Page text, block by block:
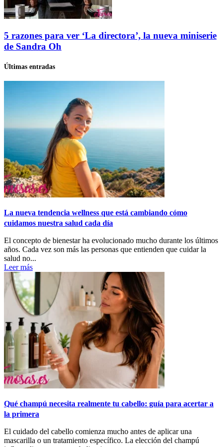
5 razones para ver ‘La directora’, la nueva miniserie
de Sandra Oh
Últimas entradas
La nueva tendencia wellness que está cambiando cómo
cuidamos nuestra salud cada día
El concepto de bienestar ha evolucionado mucho durante los últimos
años. Cada vez son más las personas que entienden que cuidar la
salud no...
Leer más
Qué champú necesita realmente tu cabello: guía para acertar a
la primera
El cuidado del cabello comienza mucho antes de aplicar una
mascarilla o un tratamiento específico. La elección del champú